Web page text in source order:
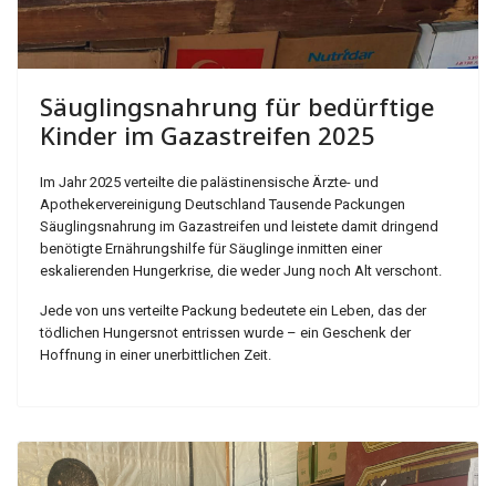
Säuglingsnahrung für bedürftige
Kinder im Gazastreifen 2025
Im Jahr 2025 verteilte die palästinensische Ärzte- und
Apothekervereinigung Deutschland Tausende Packungen
Säuglingsnahrung im Gazastreifen und leistete damit dringend
benötigte Ernährungshilfe für Säuglinge inmitten einer
eskalierenden Hungerkrise, die weder Jung noch Alt verschont.
Jede von uns verteilte Packung bedeutete ein Leben, das der
tödlichen Hungersnot entrissen wurde – ein Geschenk der
Hoffnung in einer unerbittlichen Zeit.